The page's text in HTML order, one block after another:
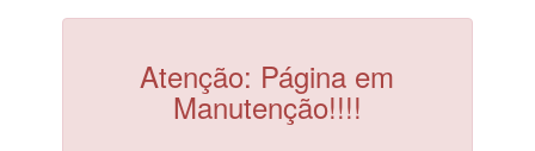
Atenção: Página em
Manutenção!!!!